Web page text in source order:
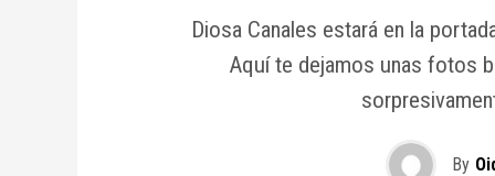
Diosa Canales estará en la
Aquí te dejamos unas fotos
By